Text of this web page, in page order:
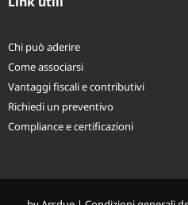
Chi può aderire
Come associarsi
Vantaggi fiscali e contributivi
Richiedi un preventivo